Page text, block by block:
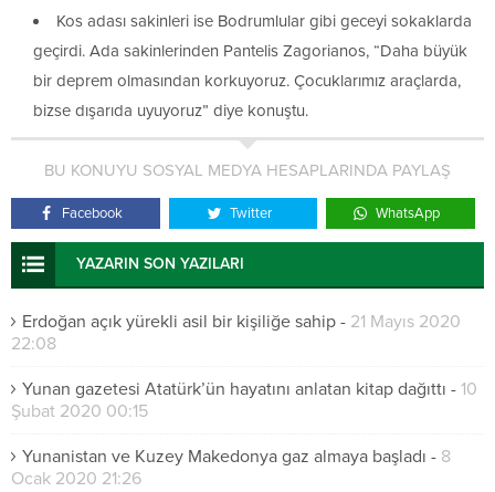
Kos adası sakinleri ise Bodrumlular gibi geceyi sokaklarda
geçirdi. Ada sakinlerinden Pantelis Zagorianos, “Daha büyük
bir deprem olmasından korkuyoruz. Çocuklarımız araçlarda,
bizse dışarıda uyuyoruz” diye konuştu.
BU KONUYU SOSYAL MEDYA HESAPLARINDA PAYLAŞ
Facebook Twitter WhatsApp
YAZARIN SON YAZILARI
Erdoğan açık yürekli asil bir kişiliğe sahip - 21 Mayıs 2020
22:08
Yunan gazetesi Atatürk’ün hayatını anlatan kitap dağıttı - 10
Şubat 2020 00:15
Yunanistan ve Kuzey Makedonya gaz almaya başladı - 8
Ocak 2020 21:26